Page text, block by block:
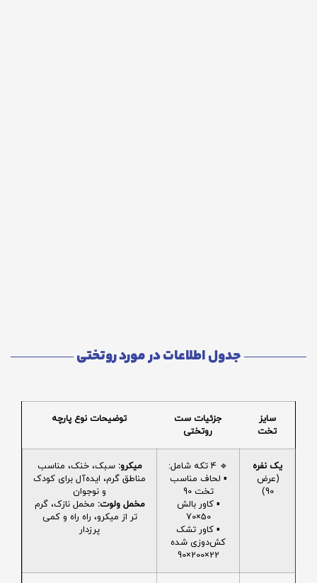
جدول اطلاعات در مورد روتختی
سایز
تخت
جزئیات ست
روتختی
توضیحات نوع پارچه
یک نفره
(عرض
90)
🔹 4 تکه شامل:
▪️ لحاف مناسب
تخت 90
▪️ کاور بالش
50×70
▪️ کاور تشک
کش‌دوزی شده
22×200×90
میکرو: سبک، خنک، مناسب
مناطق گرم، ایده‌آل برای کودک
و نوجوان
مخمل ولوت: مخمل نازک، گرم
تر از میکرو، راه راه و کمی
پرزدار